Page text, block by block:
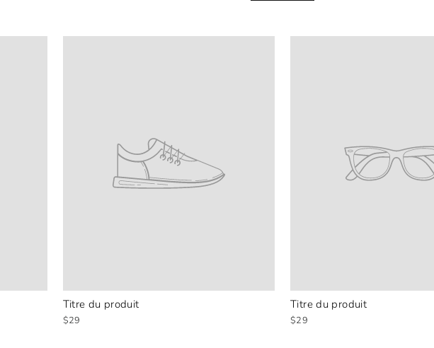
Titre du produit
$29
Titre du produit
$29